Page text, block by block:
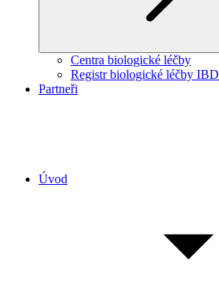
Centra biologické léčby
Registr biologické léčby IBD
Partneři
Úvod